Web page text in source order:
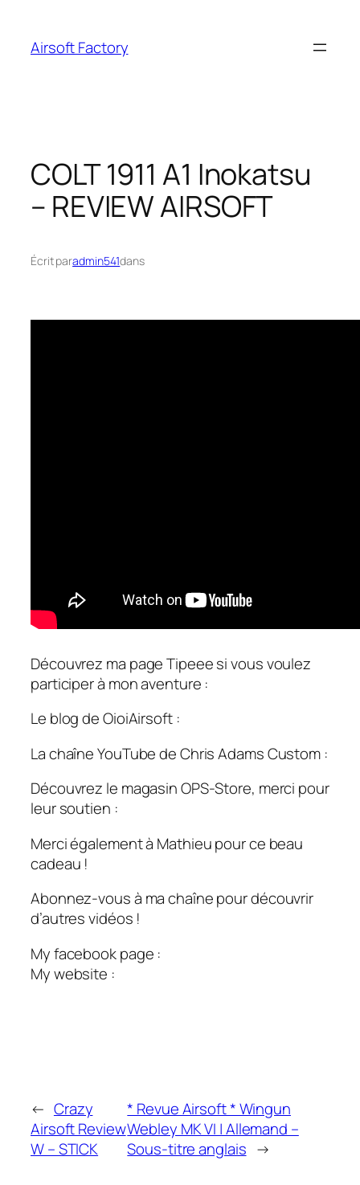
contenu
Airsoft Factory
COLT 1911 A1 Inokatsu
– REVIEW AIRSOFT
Écrit paradmin541dans
Découvrez ma page Tipeee si vous voulez
participer à mon aventure :
Le blog de OioiAirsoft :
La chaîne YouTube de Chris Adams Custom :
Découvrez le magasin OPS-Store, merci pour
leur soutien :
Merci également à Mathieu pour ce beau
cadeau !
Abonnez-vous à ma chaîne pour découvrir
d’autres vidéos !
My facebook page :
My website :
← Crazy
Airsoft Review
W – STICK
* Revue Airsoft * Wingun
Webley MK VI | Allemand –
Sous-titre anglais →